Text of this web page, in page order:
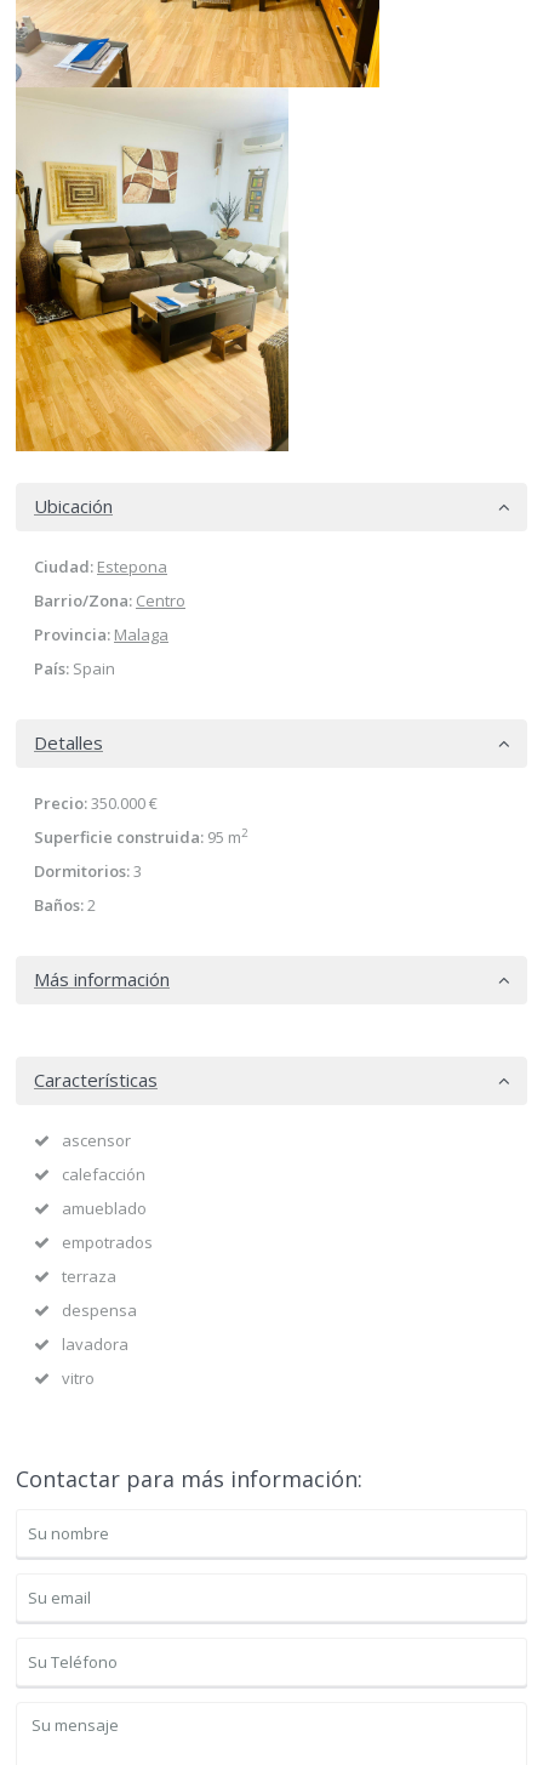
Ubicación
Ciudad: Estepona
Barrio/Zona: Centro
Provincia: Malaga
País: Spain
Detalles
Precio:350.000 €
Superficie construida: 95 m2
Dormitorios:3
Baños:2
Más información
Características
ascensor
calefacción
amueblado
empotrados
terraza
despensa
lavadora
vitro
Contactar para más información: